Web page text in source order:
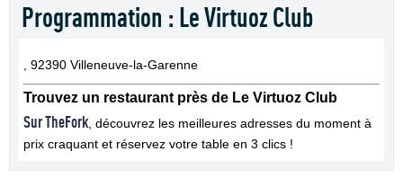
Programmation : Le Virtuoz Club
, 92390 Villeneuve-la-Garenne
Trouvez un restaurant près de Le Virtuoz Club
Sur TheFork , découvrez les meilleures adresses du moment à
prix craquant et réservez votre table en 3 clics !